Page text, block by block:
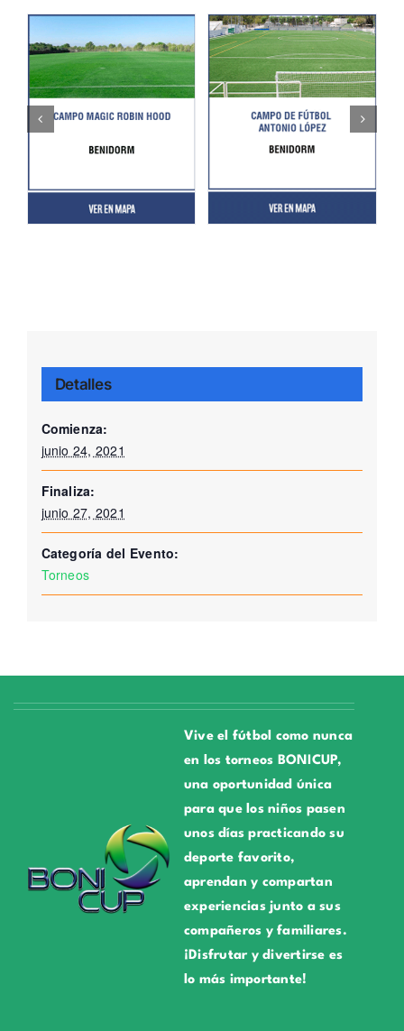
Detalles
Comienza:
junio 24, 2021
Finaliza:
junio 27, 2021
Categoría del Evento:
Torneos
Vive el fútbol como nunca
en los torneos BONICUP,
una oportunidad única
para que los niños pasen
unos días practicando su
deporte favorito,
aprendan y compartan
experiencias junto a sus
compañeros y familiares.
¡Disfrutar y divertirse es
lo más importante!